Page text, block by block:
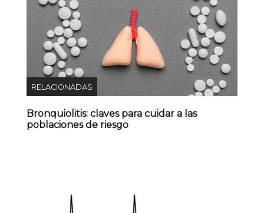
RELACIONADAS
Bronquiolitis: claves para cuidar a las
poblaciones de riesgo